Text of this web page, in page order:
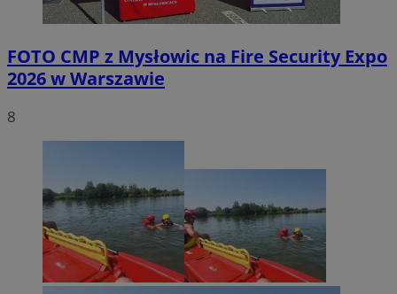
FOTO CMP z Mysłowic na Fire Security Expo
2026 w Warszawie
8